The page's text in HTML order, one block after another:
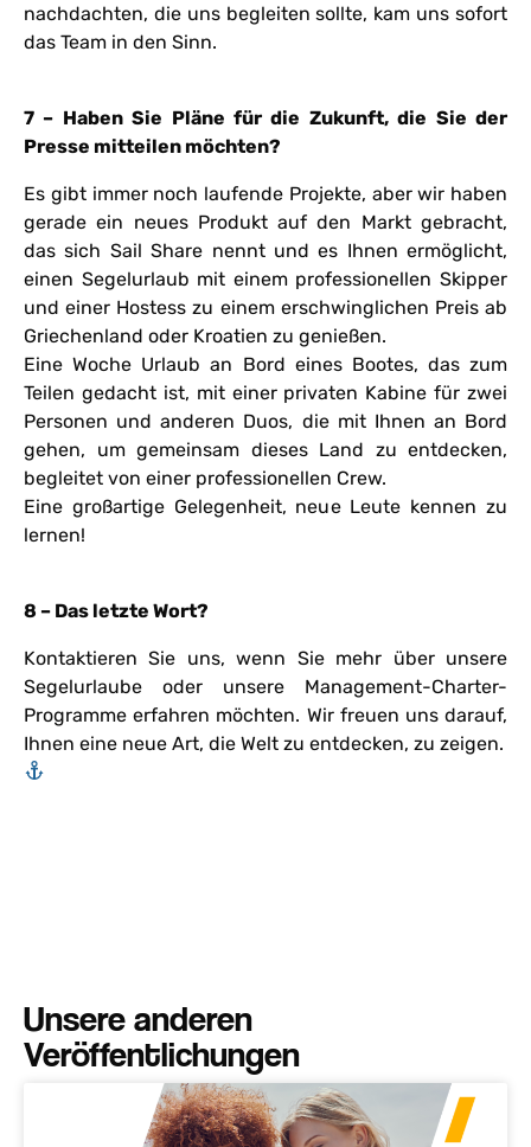
nachdachten, die uns begleiten sollte, kam uns sofort
das Team in den Sinn.
7 – Haben Sie Pläne für die Zukunft, die Sie der
Presse mitteilen möchten?
Es gibt immer noch laufende Projekte, aber wir haben
gerade ein neues Produkt auf den Markt gebracht,
das sich Sail Share nennt und es Ihnen ermöglicht,
einen Segelurlaub mit einem professionellen Skipper
und einer Hostess zu einem erschwinglichen Preis ab
Griechenland oder Kroatien zu genießen.
Eine Woche Urlaub an Bord eines Bootes, das zum
Teilen gedacht ist, mit einer privaten Kabine für zwei
Personen und anderen Duos, die mit Ihnen an Bord
gehen, um gemeinsam dieses Land zu entdecken,
begleitet von einer professionellen Crew.
Eine großartige Gelegenheit, neue Leute kennen zu
lernen!
8 – Das letzte Wort?
Kontaktieren Sie uns, wenn Sie mehr über unsere
Segelurlaube oder unsere Management-Charter-
Programme erfahren möchten. Wir freuen uns darauf,
Ihnen eine neue Art, die Welt zu entdecken, zu zeigen.
Unsere anderen
Veröffentlichungen